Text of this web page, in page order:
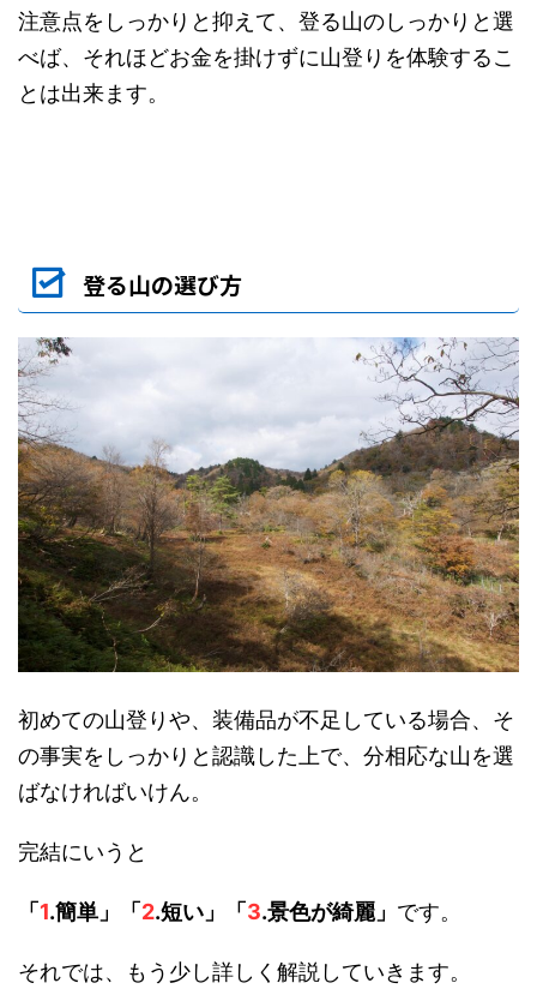
注意点をしっかりと抑えて、登る山のしっかりと選
べば、それほどお金を掛けずに山登りを体験するこ
とは出来ます。
登る山の選び方
初めての山登りや、装備品が不足している場合、そ
の事実をしっかりと認識した上で、分相応な山を選
ばなければいけん。
完結にいうと
「1.簡単」「2.短い」「3.景色が綺麗」 です。
それでは、もう少し詳しく解説していきます。